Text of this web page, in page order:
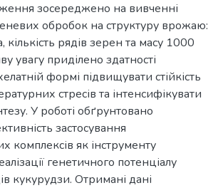
зосереджено на вивченні
обробок на структуру врожаю:
рядів зерен та масу 1000
увагу приділено здатності
формі підвищувати стійкість
стресів та інтенсифікувати
У роботі обґрунтовано
застосування
комплексів як інструменту
генетичного потенціалу
кукурудзи. Отримані дані